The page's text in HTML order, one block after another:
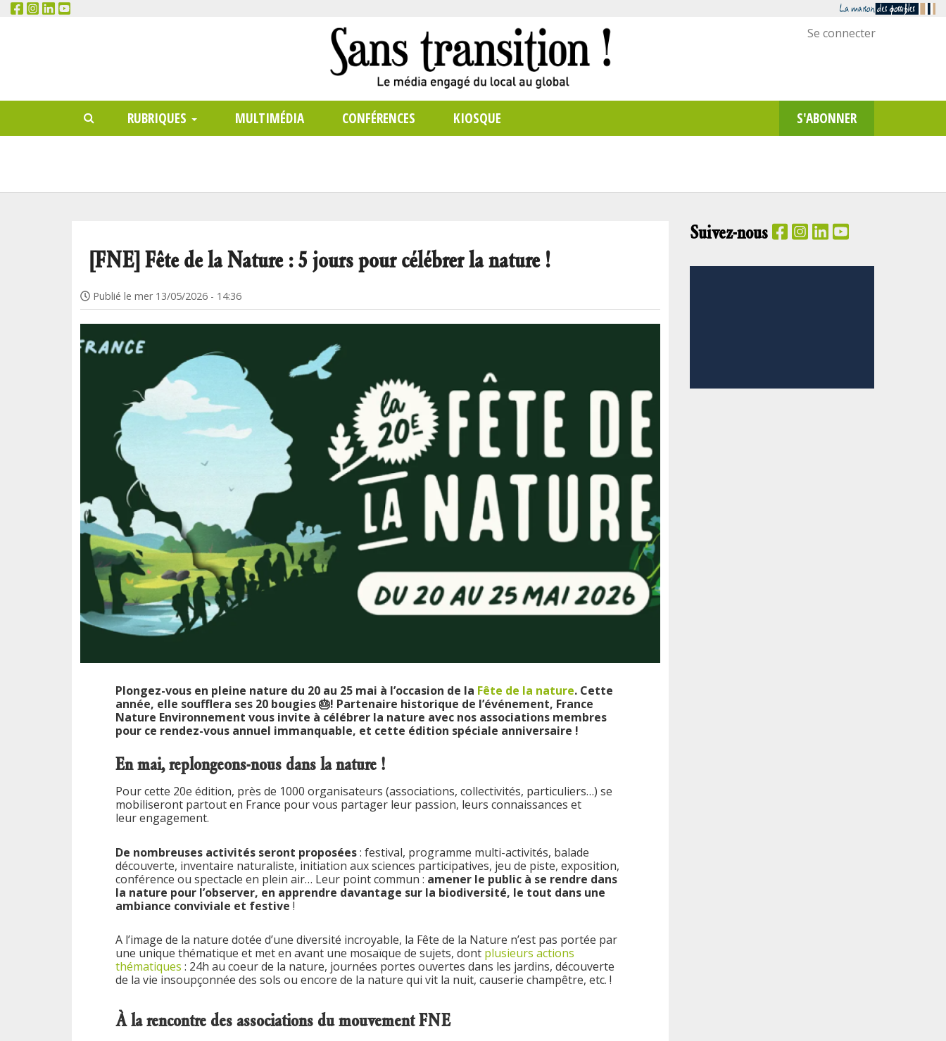
Menu
Se connecter
Main
menu
RECHERCHER
RUBRIQUES MULTIMÉDIA CONFÉRENCES KIOSQUE S'ABONNER
[FNE] Fête de la Nature : 5 jours pour célébrer la nature !
Publié le mer 13/05/2026 - 14:36
Plongez-vous en pleine nature du 20 au 25 mai à l’occasion de la Fête de la nature. Cette
année, elle soufflera ses 20 bougies 🎂! Partenaire historique de l’événement, France
Nature Environnement vous invite à célébrer la nature avec nos associations membres
pour ce rendez-vous annuel immanquable, et cette édition spéciale anniversaire !
En mai, replongeons-nous dans la nature !
Pour cette 20e édition, près de 1000 organisateurs (associations, collectivités, particuliers…) se
mobiliseront partout en France pour vous partager leur passion, leurs connaissances et
leur engagement.
De nombreuses activités seront proposées: festival, programme multi-activités, balade
découverte, inventaire naturaliste, initiation aux sciences participatives, jeu de piste, exposition,
conférence ou spectacle en plein air… Leur point commun : amener le public à se rendre dans
la nature pour l’observer, en apprendre davantage sur la biodiversité, le tout dans une
ambiance conviviale et festive !
A l’image de la nature dotée d’une diversité incroyable, la Fête de la Nature n’est pas portée par
une unique thématique et met en avant une mosaïque de sujets, dont plusieurs actions
thématiques : 24h au coeur de la nature, journées portes ouvertes dans les jardins, découverte
de la vie insoupçonnée des sols ou encore de la nature qui vit la nuit, causerie champêtre, etc. !
À la rencontre des associations du mouvement FNE
Suivez-nous